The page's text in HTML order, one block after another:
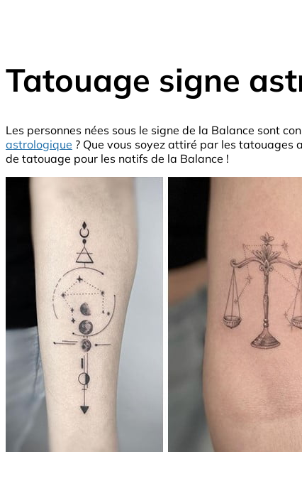
Tatouage signe
Les personnes nées sous le signe de la Balance sont
astrologique ? Que vous soyez attiré par les tatouages
de tatouage pour les natifs de la Balance !